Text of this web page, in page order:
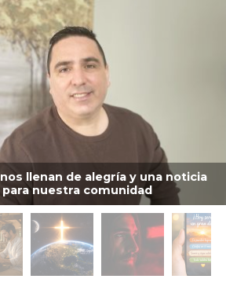
llenan de alegría y una noticia
para nuestra comunidad